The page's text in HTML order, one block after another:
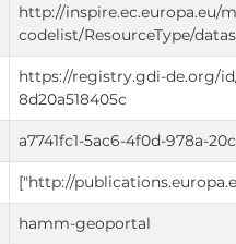
http://inspire.ec.europa.eu/
codelist/ResourceType/
https://registry.gdi-de.org/
8d20a518405c
a7741fc1-5ac6-4f0d-978a-
["http://
hamm-geoportal